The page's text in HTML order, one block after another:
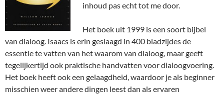
inhoud pas echt tot me door.
Het boek uit 1999 is een soort bijbel
van dialoog. Isaacs is erin geslaagd in 400 bladzijdes de
essentie te vatten van het waarom van dialoog, maar geeft
tegelijkertijd ook praktische handvatten voor dialoogvoering.
Het boek heeft ook een gelaagdheid, waardoor je als beginner
misschien weer andere dingen leest dan als ervaren